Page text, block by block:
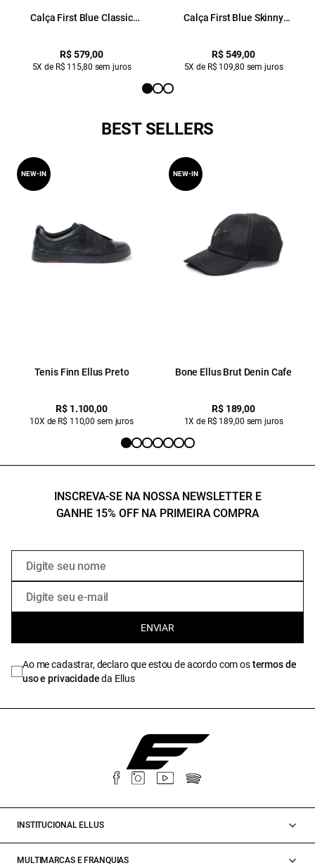
Calça First Blue Classic
R$ 579,00
5X de R$ 115,80 sem juros
Calça First Blue Skinny
R$ 549,00
5X de R$ 109,80 sem juros
BEST SELLERS
Tenis Finn Ellus Preto
R$ 1.100,00
10X de R$ 110,00 sem juros
NEW-IN
Bone Ellus Brut Denin Cafe
R$ 189,00
1X de R$ 189,00 sem juros
NEW-IN
INSCREVA-SE NA NOSSA NEWSLETTER E
GANHE 15% OFF NA PRIMEIRA COMPRA
ENVIAR
Ao me cadastrar, declaro que estou de acordo com ostermos de
uso e privacidadeda Ellus
INSTITUCIONAL ELLUS
MULTIMARCAS E FRANQUIAS